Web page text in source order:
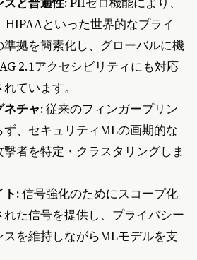
HIPAAといった世界的なプライ
拠を簡素化し、グローバルに機
2.1アクセシビリティにも対応
ています。
ネチャ:従来のフィンガープリン
ず、セキュリティMLの画期的な
者を特定・クラスタリングしま
ト:信号強化のためにスコープ化
れた信号を提供し、プライバシー
スを維持しながらMLモデルを支